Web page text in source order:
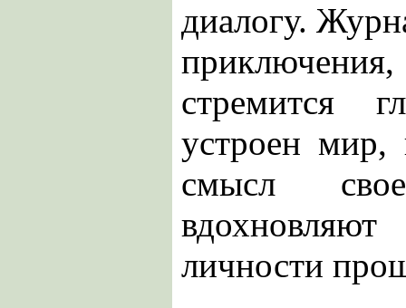
диалогу.
приключения,
стремится
устроен мир,
смысл
личности